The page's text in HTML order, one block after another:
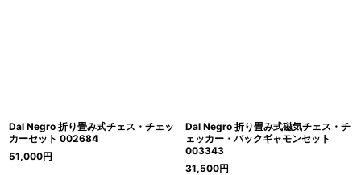
Dal Negro 折り畳み式チェス・チェッ
カーセット 002684
51,000円
Dal Negro 折り畳み式磁気チェス・チ
ェッカー・バックギャモンセット
003343
31,500円